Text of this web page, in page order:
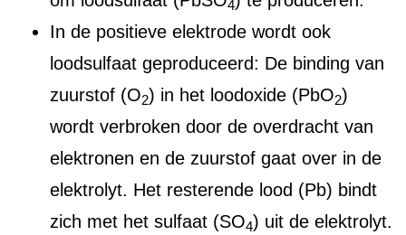
4
In de positieve elektrode wordt ook
loodsulfaat geproduceerd: De binding van
zuurstof (O2) in het loodoxide (PbO2)
wordt verbroken door de overdracht van
elektronen en de zuurstof gaat over in de
elektrolyt. Het resterende lood (Pb) bindt
zich met het sulfaat (SO4) uit de elektrolyt.